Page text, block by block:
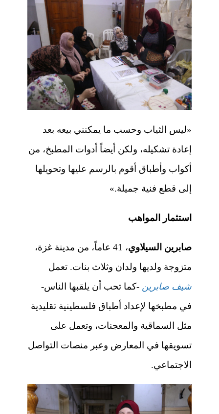
«ليس الثياب وحسب ما يمكنني بيعه بعد
إعادة تشكيله، ولكن أيضاً أدوات المطبخ، من
أكواب وأطباق أقوم بالرسم عليها وتحويلها
إلى قطع فنية جميلة.»
استثمار المواهب
صابرين السيلاوي
، 41 عاماً، من مدينة غزة،
متزوجة ولديها ولدان وثلاث بنات. تعمل
شيف صابرين -كما تحب أن يلقبها الناس-
في مطبخها لإعداد أطباق فلسطينية تقليدية
مثل السماقية والمعجنات، وتعمل على
تسويقها في المعارض وعبر منصات التواصل
الاجتماعي.